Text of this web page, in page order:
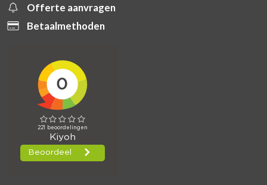
Offerte aanvragen
Betaalmethoden